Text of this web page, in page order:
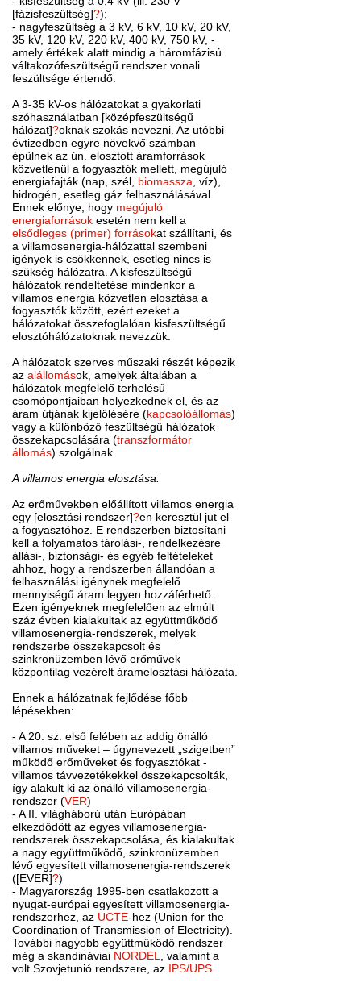
[fázisfeszültség]?);
- nagyfeszültség a 3 kV, 6 kV, 10 kV, 20 kV,
35 kV, 120 kV, 220 kV, 400 kV, 750 kV, -
amely értékek alatt mindig a háromfázisú
váltakozófeszültségű rendszer vonali
feszültsége értendő.
A 3-35 kV-os hálózatokat a gyakorlati
szóhasználatban [középfeszültségű
hálózat]?oknak szokás nevezni. Az utóbbi
évtizedben egyre növekvő számban
épülnek az ún. elosztott áramforrások
közvetlenül a fogyasztók mellett, megújuló
energiafajták (nap, szél, biomassza, víz),
hidrogén, esetleg gáz felhasználásával.
Ennek előnye, hogy megújuló
energiaforrások esetén nem kell a
elsődleges (primer) forrásokat szállítani, és
a villamosenergia-hálózattal szembeni
igények is csökkennek, esetleg nincs is
szükség hálózatra. A kisfeszültségű
hálózatok rendeltetése mindenkor a
villamos energia közvetlen elosztása a
fogyasztók között, ezért ezeket a
hálózatokat összefoglalóan kisfeszültségű
elosztóhálózatoknak nevezzük.
A hálózatok szerves műszaki részét képezik
azalállomások, amelyek általában a
hálózatok megfelelő terhelésű
csomópontjaiban helyezkednek el, és az
áram útjának kijelölésére (kapcsolóállomás)
vagy a különböző feszültségű hálózatok
összekapcsolására (transzformátor
állomás) szolgálnak.
A villamos energia elosztása:
Az erőművekben előállított villamos energia
egy [elosztási rendszer]?en keresztül jut el
a fogyasztóhoz. E rendszerben biztosítani
kell a folyamatos tárolási-, rendelkezésre
állási-, biztonsági- és egyéb feltételeket
ahhoz, hogy a rendszerben állandóan a
felhasználási igénynek megfelelő
mennyiségű áram legyen hozzáférhető.
Ezen igényeknek megfelelően az elmúlt
száz évben kialakultak az együttműködő
villamosenergia-rendszerek, melyek
rendszerbe összekapcsolt és
szinkronüzemben lévő erőművek
központilag vezérelt áramelosztási hálózata.
Ennek a hálózatnak fejlődése főbb
lépésekben:
- A 20. sz. első felében az addig önálló
villamos műveket – úgynevezett „szigetben”
működő erőműveket és fogyasztókat -
villamos távvezetékekkel összekapcsolták,
így alakult ki az önálló villamosenergia-
rendszer (VER)
- A II. világháború után Európában
elkezdődött az egyes villamosenergia-
rendszerek összekapcsolása, és kialakultak
a nagy együttműködő, szinkronüzemben
lévő egyesített villamosenergia-rendszerek
([EVER]?)
- Magyarország 1995-ben csatlakozott a
nyugat-európai egyesített villamosenergia-
rendszerhez, az UCTE-hez (Union for the
Coordination of Transmission of Electricity).
További nagyobb együttműködő rendszer
még a skandináviai NORDEL, valamint a
volt Szovjetunió rendszere, az IPS/UPS